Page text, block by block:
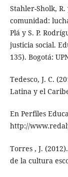
Stahler-Sholk,
comunidad:
Plá y S. P.
justicia social.
135). Bogotá:
Tedesco, J. C.
Latina y el
En Perfiles
http://
Torres , J.
de la cultura